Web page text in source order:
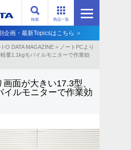
商品一覧
検索
企画・最新Topicsはこちら ＞
I-O DATA MAGAZINE > ノートPCより
量1.1kgモバイルモニターで作業効
面が大きい17.3型、
イルモニターで作業効